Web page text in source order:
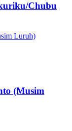
Chubu
(Musim